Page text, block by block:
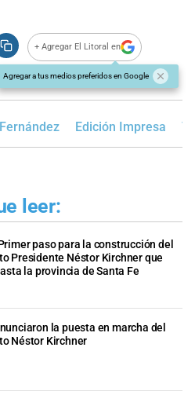
+ Agregar El Litoral en
Agregar a tus medios preferidos en Google
Edición Impresa
leer:
paso para la construcción del
Presidente Néstor Kirchner que
la provincia de Santa Fe
la puesta en marcha del
Néstor Kirchner